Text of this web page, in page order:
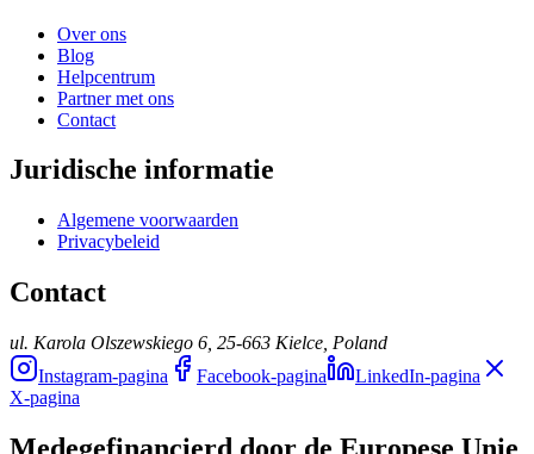
Over ons
Blog
Helpcentrum
Partner met ons
Contact
Juridische informatie
Algemene voorwaarden
Privacybeleid
Contact
ul. Karola Olszewskiego 6, 25-663 Kielce, Poland
Instagram-pagina
Facebook-pagina
LinkedIn-pagina
X-pagina